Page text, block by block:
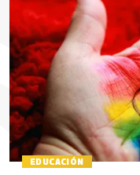
EDUCACIÓN